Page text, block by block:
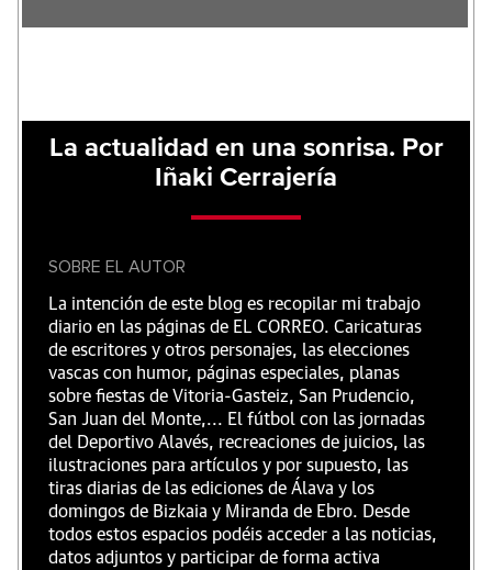
La actualidad en una sonrisa. Por
Iñaki Cerrajería
SOBRE EL AUTOR
La intención de este blog es recopilar mi trabajo
diario en las páginas de EL CORREO. Caricaturas
de escritores y otros personajes, las elecciones
vascas con humor, páginas especiales, planas
sobre fiestas de Vitoria-Gasteiz, San Prudencio,
San Juan del Monte,... El fútbol con las jornadas
del Deportivo Alavés, recreaciones de juicios, las
ilustraciones para artículos y por supuesto, las
tiras diarias de las ediciones de Álava y los
domingos de Bizkaia y Miranda de Ebro. Desde
todos estos espacios podéis acceder a las noticias,
datos adjuntos y participar de forma activa